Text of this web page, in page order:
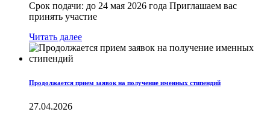
Срок подачи: до 24 мая 2026 года Приглашаем вас
принять участие
Читать далее
Продолжается прием заявок на получение именных стипендий
27.04.2026